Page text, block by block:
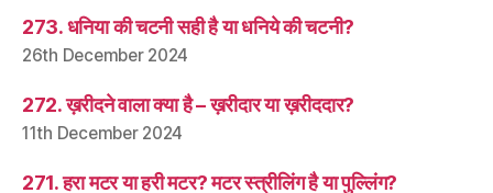
273. धनिया की चटनी सही है या धनिये की चटनी?
26th December 2024
272. ख़रीदने वाला क्या है – ख़रीदार या ख़रीददार?
11th December 2024
271. हरा मटर या हरी मटर? मटर स्त्रीलिंग है या पुल्लिंग?